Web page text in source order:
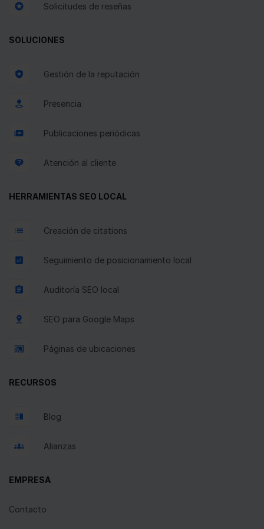
Solicitudes de reseñas
SOLUCIONES
Gestión de la reputación
Presencia
Publicaciones periódicas
Atención al cliente
HERRAMIENTAS SEO LOCAL
Creación de citations
Seguimiento de posicionamiento local
Auditoría SEO local
SEO para Google Maps
Páginas de ubicaciones
RECURSOS
Blog
Alianzas
EMPRESA
Contacto